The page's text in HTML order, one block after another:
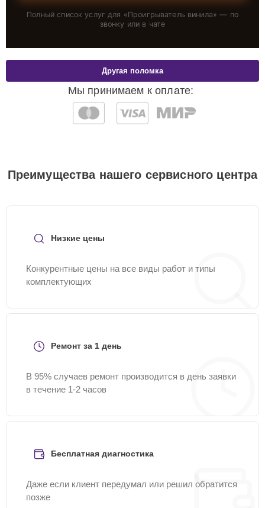
Полный список услуг для «Проигрыватель винила» — по
звонку или в чате
Мы принимаем к оплате:
Другая поломка
Преимущества нашего сервисного центра
Низкие цены
Конкурентные цены на все виды работ и типы
комплектующих
Ремонт за 1 день
В 95% случаев ремонт производится в день заявки
в течение 1-2 часов
Бесплатная диагностика
Даже если клиент передумал или решил обратится
позже